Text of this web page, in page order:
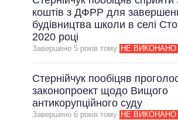
коштів з ДФРР для
будівництва школи в селі
2020 році
Завершено 5 рокiв тому НЕ ВИКОНАНО
Стернійчук пообіцяв
законопроект щодо Вищого
антикорупційного суду
Завершено 6 рокiв тому НЕ ВИКОНАНО